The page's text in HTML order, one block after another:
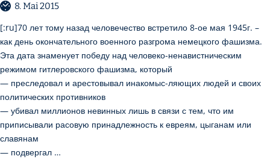
8. Mai 2015
[:ru]70 лет тому назад человечество встретило 8-ое мая 1945г. –
как день окончательного военного разгрома немецкого фашизма.
Эта дата знаменует победу над человеко-ненавистническим
режимом гитлеровского фашизма, который
— преследовал и арестовывал инакомыс-ляющих людей и своих
политических противников
— убивал миллионов невинных лишь в связи с тем, что им
приписывали расовую принадлежность к евреям, цыганам или
славянам
— подвергал …